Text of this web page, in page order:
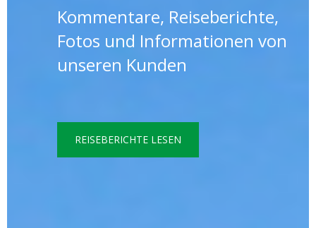
Kommentare, Reiseberichte,
Fotos und Informationen von
unseren Kunden
REISEBERICHTE LESEN